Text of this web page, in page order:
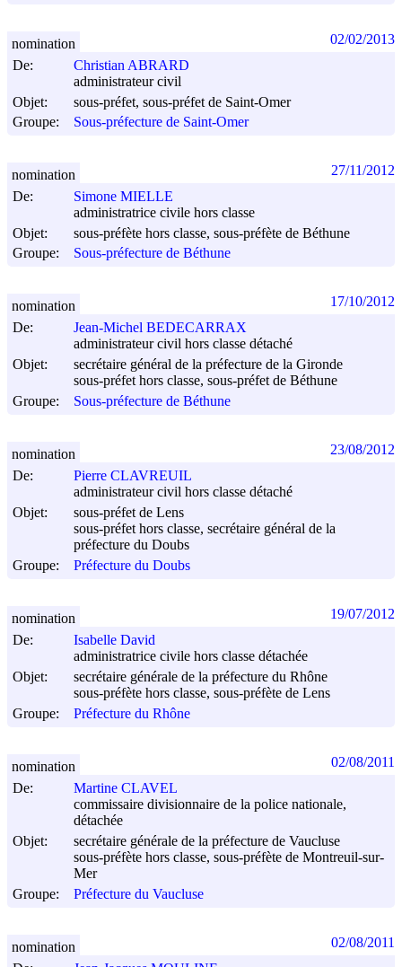
De:
Christian ABRARD
administrateur civil
Objet:
sous-préfet, sous-préfet de Saint-Omer
Groupe:
Sous-préfecture de Saint-Omer
nomination 02/02/2013
De:
Simone MIELLE
administratrice civile hors classe
Objet:
sous-préfète hors classe, sous-préfète de Béthune
Groupe:
Sous-préfecture de Béthune
nomination 27/11/2012
De:
Jean-Michel BEDECARRAX
administrateur civil hors classe détaché
Objet:
secrétaire général de la préfecture de la Gironde
sous-préfet hors classe, sous-préfet de Béthune
Groupe:
Sous-préfecture de Béthune
nomination 17/10/2012
De:
Pierre CLAVREUIL
administrateur civil hors classe détaché
Objet:
sous-préfet de Lens
sous-préfet hors classe, secrétaire général de la
préfecture du Doubs
Groupe:
Préfecture du Doubs
nomination 23/08/2012
De:
Isabelle David
administratrice civile hors classe détachée
Objet:
secrétaire générale de la préfecture du Rhône
sous-préfète hors classe, sous-préfète de Lens
Groupe:
Préfecture du Rhône
nomination 19/07/2012
De:
Martine CLAVEL
commissaire divisionnaire de la police nationale,
détachée
Objet:
secrétaire générale de la préfecture de Vaucluse
sous-préfète hors classe, sous-préfète de Montreuil-sur-
Mer
Groupe:
Préfecture du Vaucluse
nomination 02/08/2011
nomination 02/08/2011